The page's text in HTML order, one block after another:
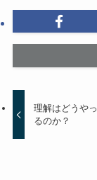
理解はどうや
るのか？